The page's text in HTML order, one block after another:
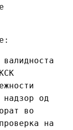
надзор од
во
на